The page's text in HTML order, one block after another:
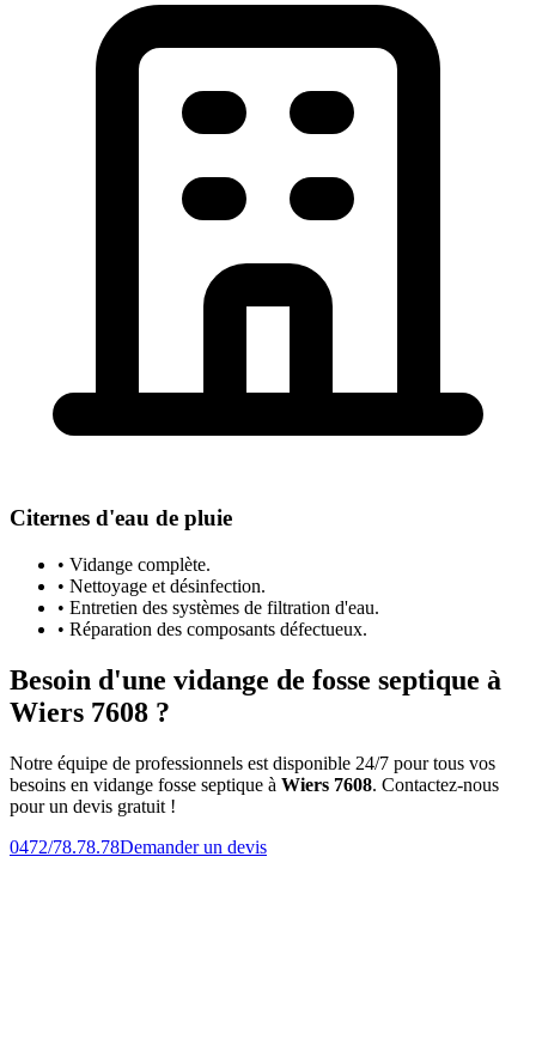
Citernes d'eau de pluie
• Vidange complète.
• Nettoyage et désinfection.
• Entretien des systèmes de filtration d'eau.
• Réparation des composants défectueux.
Besoin d'une vidange de fosse septique à
Wiers 7608 ?
Notre équipe de professionnels est disponible 24/7 pour tous vos
besoins en vidange fosse septique à Wiers 7608. Contactez-nous
pour un devis gratuit !
0472/78.78.78Demander un devis